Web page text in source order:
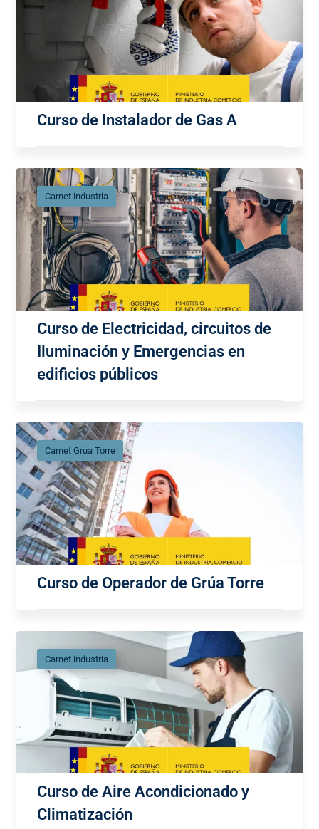
Curso de Instalador de Gas A
Carnet industria
Curso de Electricidad, circuitos de
Iluminación y Emergencias en
edificios públicos
Carnet Grúa Torre
Curso de Operador de Grúa Torre
Carnet industria
Curso de Aire Acondicionado y
Climatización